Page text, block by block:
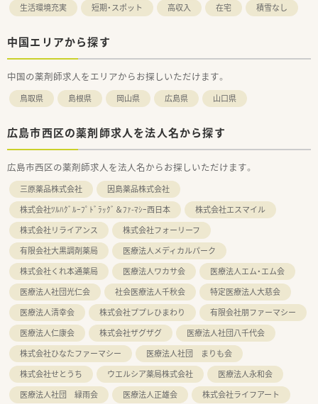
生活環境充実
短期・スポット 高収入 在宅 積雪なし
中国エリアから探す
中国の薬剤師求人をエリアからお探しいただけます。
鳥取県 島根県 岡山県 広島県 山口県
広島市西区の薬剤師求人を法人名から探す
広島市西区の薬剤師求人を法人名からお探しいただけます。
三原薬品株式会社
因島薬品株式会社
株式会社ﾂﾙﾊｸﾞﾙｰﾌﾟﾄﾞﾗｯｸﾞ＆ﾌｧ-ﾏｼｰ西日本
株式会社エスマイル
株式会社リライアンス
株式会社フォーリーフ
有限会社大黒調剤薬局
医療法人メディカルパーク
株式会社くれ本通薬局
医療法人ワカサ会
医療法人エム・エム会
医療法人社団光仁会
社会医療法人千秋会
特定医療法人大慈会
医療法人清幸会
株式会社ププレひまわり
有限会社朋ファーマシー
医療法人仁康会
株式会社ザグザグ
医療法人社団八千代会
株式会社ひなたファーマシー
医療法人社団 まりも会
株式会社せとうち
ウエルシア薬局株式会社
医療法人永和会
医療法人社団 緑雨会
医療法人正雄会
株式会社ライフアート